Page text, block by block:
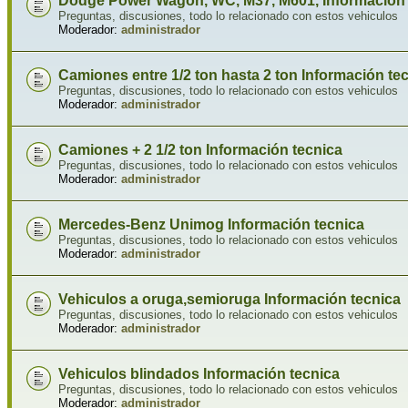
Preguntas, discusiones, todo lo relacionado con estos vehiculos
Moderador: administrador
Camiones entre 1/2 ton hasta 2 ton Información
Preguntas, discusiones, todo lo relacionado con estos vehiculos
Moderador: administrador
Camiones + 2 1/2 ton Información tecnica
Preguntas, discusiones, todo lo relacionado con estos vehiculos
Moderador: administrador
Mercedes-Benz Unimog Información tecnica
Preguntas, discusiones, todo lo relacionado con estos vehiculos
Moderador: administrador
Vehiculos a oruga,semioruga Información tecnica
Preguntas, discusiones, todo lo relacionado con estos vehiculos
Moderador: administrador
Vehiculos blindados Información tecnica
Preguntas, discusiones, todo lo relacionado con estos vehiculos
Moderador: administrador